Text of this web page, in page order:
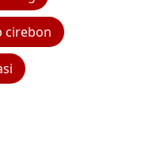
cirebon